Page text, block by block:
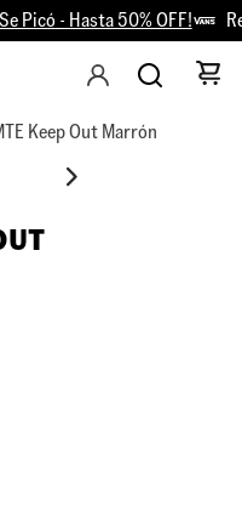
Picó - Hasta 50% OFF!
Keep Out Marrón